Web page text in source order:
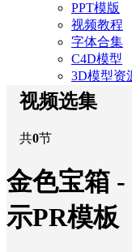
PPT模版
视频教程
字体合集
C4D模型
3D模型资
视频选集
共0节
金色宝箱
示PR模板